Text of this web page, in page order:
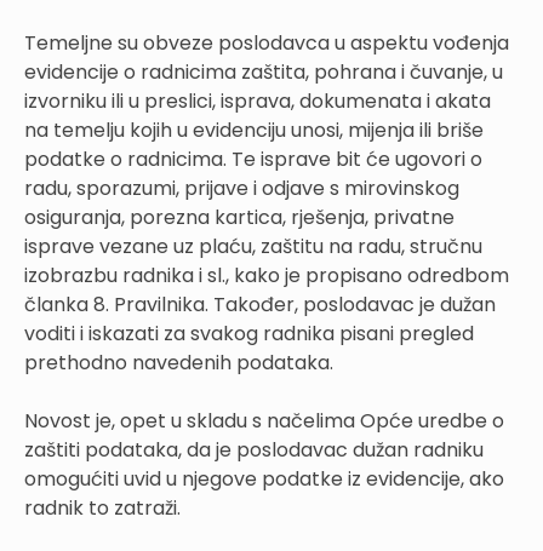
Temeljne su obveze poslodavca u aspektu vođenja
evidencije o radnicima zaštita, pohrana i čuvanje, u
izvorniku ili u preslici, isprava, dokumenata i akata
na temelju kojih u evidenciju unosi, mijenja ili briše
podatke o radnicima. Te isprave bit će ugovori o
radu, sporazumi, prijave i odjave s mirovinskog
osiguranja, porezna kartica, rješenja, privatne
isprave vezane uz plaću, zaštitu na radu, stručnu
izobrazbu radnika i sl., kako je propisano odredbom
članka 8. Pravilnika. Također, poslodavac je dužan
voditi i iskazati za svakog radnika pisani pregled
prethodno navedenih podataka.
Novost je, opet u skladu s načelima Opće uredbe o
zaštiti podataka, da je poslodavac dužan radniku
omogućiti uvid u njegove podatke iz evidencije, ako
radnik to zatraži.